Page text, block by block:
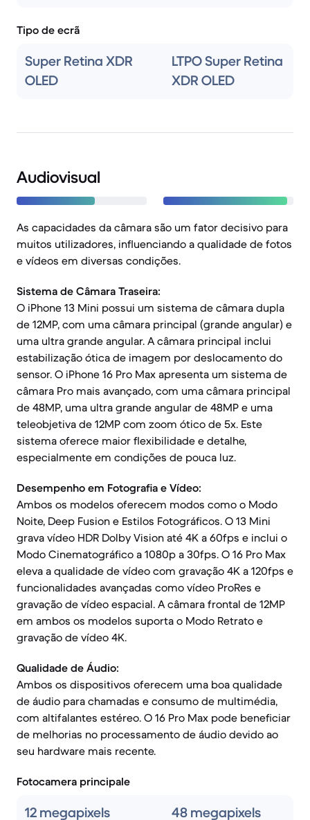
Tipo de ecrã
Super Retina XDR
OLED
LTPO Super Retina
XDR OLED
Audiovisual
As capacidades da câmara são um fator decisivo para
muitos utilizadores, influenciando a qualidade de fotos
e vídeos em diversas condições.
Sistema de Câmara Traseira:
O iPhone 13 Mini possui um sistema de câmara dupla
de 12MP, com uma câmara principal (grande angular) e
uma ultra grande angular. A câmara principal inclui
estabilização ótica de imagem por deslocamento do
sensor. O iPhone 16 Pro Max apresenta um sistema de
câmara Pro mais avançado, com uma câmara principal
de 48MP, uma ultra grande angular de 48MP e uma
teleobjetiva de 12MP com zoom ótico de 5x. Este
sistema oferece maior flexibilidade e detalhe,
especialmente em condições de pouca luz.
Desempenho em Fotografia e Vídeo:
Ambos os modelos oferecem modos como o Modo
Noite, Deep Fusion e Estilos Fotográficos. O 13 Mini
grava vídeo HDR Dolby Vision até 4K a 60fps e inclui o
Modo Cinematográfico a 1080p a 30fps. O 16 Pro Max
eleva a qualidade de vídeo com gravação 4K a 120fps e
funcionalidades avançadas como vídeo ProRes e
gravação de vídeo espacial. A câmara frontal de 12MP
em ambos os modelos suporta o Modo Retrato e
gravação de vídeo 4K.
Qualidade de Áudio:
Ambos os dispositivos oferecem uma boa qualidade
de áudio para chamadas e consumo de multimédia,
com altifalantes estéreo. O 16 Pro Max pode beneficiar
de melhorias no processamento de áudio devido ao
seu hardware mais recente.
Fotocamera principale
12 megapixels 48 megapixels